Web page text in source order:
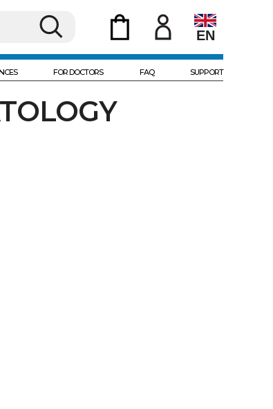
EN
FOR DOCTORS FAQ SUPPORT